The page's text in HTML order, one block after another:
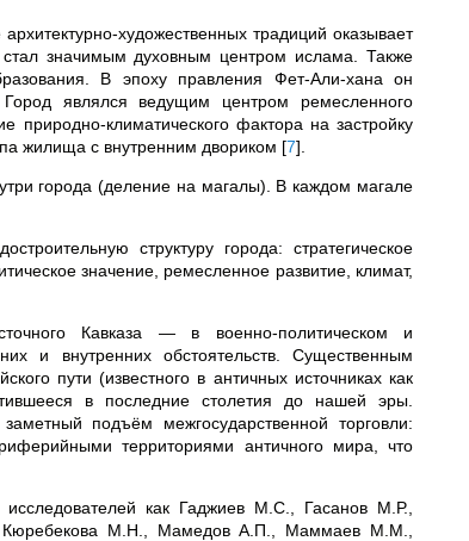
художественных традиций оказывает
стал значимым духовным центром ислама. Также
В эпоху правления Фет‑Али‑хана он
являлся ведущим центром ремесленного
природно-климатического фактора на застройку
жилища с внутренним двориком [7]
города (деление на магалы). В каждом магале
структуру города: стратегическое
значение, ремесленное развитие, климат,
Кавказа — в военно‑политическом и
и внутренних обстоятельств. Существенным
пути (известного в античных источниках как
в последние столетия до нашей эры.
подъём межгосударственной торговли:
территориями античного мира, что
как Гаджиев М.С., Гасанов М.Р.,
М.Н., Мамедов А.П., Маммаев М.М.,